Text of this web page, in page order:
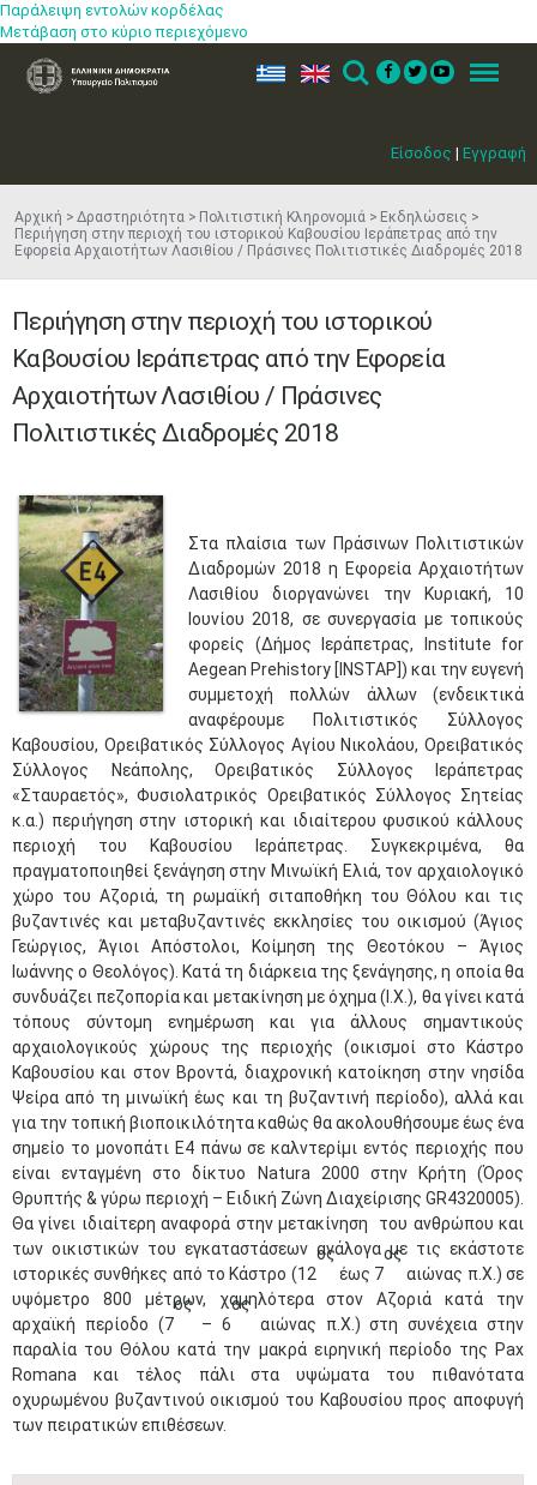
Παράλειψη εντολών κορδέλας
Μετάβαση στο κύριο περιεχόμενο
Είσοδος | Εγγραφή
ελ en Search Menu
Αρχική Δραστηριότητα Πολιτιστική Κληρονομιά
Εκδηλώσεις
Περιήγηση στην περιοχή του ιστορικού Καβουσίου Ιεράπετρας από την
Εφορεία Αρχαιοτήτων Λασιθίου / Πράσινες Πολιτιστικές Διαδρομές 2018
Περιήγηση στην περιοχή του ιστορικού
Καβουσίου Ιεράπετρας από την Εφορεία
Αρχαιοτήτων Λασιθίου / Πράσινες
Πολιτιστικές Διαδρομές 2018
Στα πλαίσια των Πράσινων Πολιτιστικών
Διαδρομών 2018 η Εφορεία Αρχαιοτήτων
Λασιθίου διοργανώνει την Κυριακή, 10
Ιουνίου 2018, σε συνεργασία με τοπικούς
φορείς (Δήμος Ιεράπετρας, Institute for
Aegean Prehistory [INSTAP]) και την ευγενή
συμμετοχή πολλών άλλων (ενδεικτικά
αναφέρουμε Πολιτιστικός Σύλλογος
Καβουσίου, Ορειβατικός Σύλλογος Αγίου Νικολάου, Ορειβατικός
Σύλλογος Νεάπολης, Ορειβατικός Σύλλογος Ιεράπετρας
«Σταυραετός», Φυσιολατρικός Ορειβατικός Σύλλογος Σητείας
κ.α.) περιήγηση στην ιστορική και ιδιαίτερου φυσικού κάλλους
περιοχή του Καβουσίου Ιεράπετρας. Συγκεκριμένα, θα
πραγματοποιηθεί ξενάγηση στην Μινωϊκή Ελιά, τον αρχαιολογικό
χώρο του Αζοριά, τη ρωμαϊκή σιταποθήκη του Θόλου και τις
βυζαντινές και μεταβυζαντινές εκκλησίες του οικισμού (Άγιος
Γεώργιος, Άγιοι Απόστολοι, Κοίμηση της Θεοτόκου – Άγιος
Ιωάννης ο Θεολόγος). Κατά τη διάρκεια της ξενάγησης, η οποία θα
συνδυάζει πεζοπορία και μετακίνηση με όχημα (Ι.Χ.), θα γίνει κατά
τόπους σύντομη ενημέρωση και για άλλους σημαντικούς
αρχαιολογικούς χώρους της περιοχής (οικισμοί στο Κάστρο
Καβουσίου και στον Βροντά, διαχρονική κατοίκηση στην νησίδα
Ψείρα από τη μινωϊκή έως και τη βυζαντινή περίοδο), αλλά και
για την τοπική βιοποικιλότητα καθώς θα ακολουθήσουμε έως ένα
σημείο το μονοπάτι Ε4 πάνω σε καλντερίμι εντός περιοχής που
είναι ενταγμένη στο δίκτυο Natura 2000 στην Κρήτη (Όρος
Θρυπτής & γύρω περιοχή – Ειδική Ζώνη Διαχείρισης GR4320005).
Θα γίνει ιδιαίτερη αναφορά στην μετακίνηση του ανθρώπου και
των οικιστικών του εγκαταστάσεων ανάλογα με τις εκάστοτε
ιστορικές συνθήκες από το Κάστρο (12
ος
έως 7
ος
αιώνας π.Χ.) σε
υψόμετρο 800 μέτρων, χαμηλότερα στον Αζοριά κατά την
αρχαϊκή περίοδο (7
ος
– 6
ος
αιώνας π.Χ.) στη συνέχεια στην
παραλία του Θόλου κατά την μακρά ειρηνική περίοδο της Pax
Romana και τέλος πάλι στα υψώματα του πιθανότατα
οχυρωμένου βυζαντινού οικισμού του Καβουσίου προς αποφυγή
των πειρατικών επιθέσεων.